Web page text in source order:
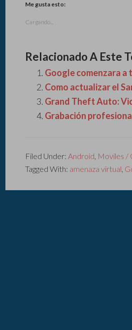
Me gusta esto:
Cargando...
Relacionado A Este
Google comenzara a
Como actualizar el
Grand Theft Auto:
Grabación
Filed Under: Android, Moviles /
Tagged With: amenaza virtual,